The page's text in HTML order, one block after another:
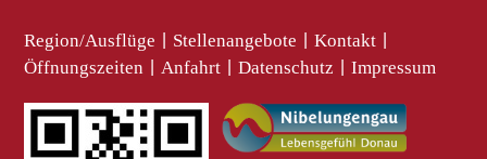
Region/Ausflüge Stellenangebote Kontakt
Öffnungszeiten Anfahrt Datenschutz Impressum